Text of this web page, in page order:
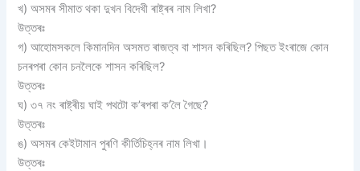
খ) অসমৰ সীমাত থকা দুখন বিদেখী ৰাষ্ট্ৰৰ নাম লিখা?
উত্তৰঃ
গ) আহোমসকলে কিমানদিন অসমত ৰাজত্ব বা শাসন কৰিছিল? পিছত ইংৰাজে কোন
চনৰপৰা কোন চনলৈকে শাসন কৰিছিল?
উত্তৰঃ
ঘ) ৩৭ নং ৰাষ্ট্ৰীয় ঘাই পথটো ক’ৰপৰা ক’লৈ গৈছে?
উত্তৰঃ
ঙ) অসমৰ কেইটামান পুৰণি কীৰ্তিচিহ্নৰ নাম লিখা।
উত্তৰঃ